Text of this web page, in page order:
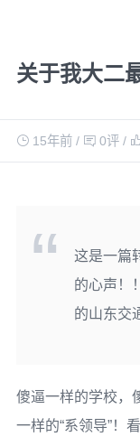
关于我大二
15年前/ 0评/
这是一篇
的心声！
的山东交
傻逼一样的学校，
一样的“系领导”！